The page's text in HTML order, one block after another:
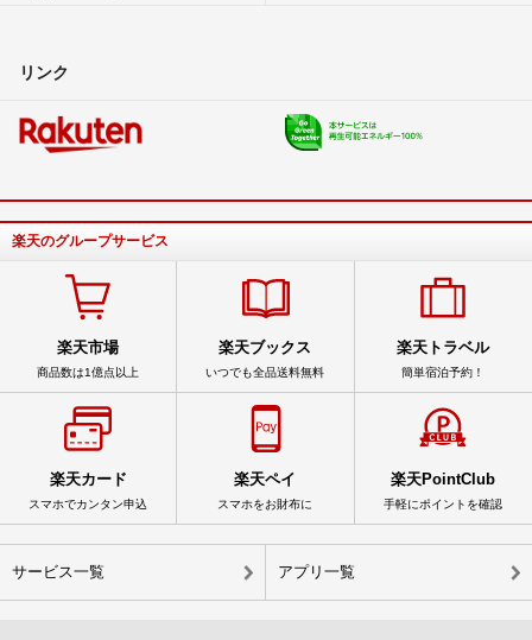
リンク
楽天のグループサービス
楽天市場
商品数は1億点以上
楽天ブックス
いつでも全品送料無料
楽天トラベル
簡単宿泊予約！
楽天カード
スマホでカンタン申込
楽天ペイ
スマホをお財布に
楽天PointClub
手軽にポイントを確認
サービス一覧 アプリ一覧